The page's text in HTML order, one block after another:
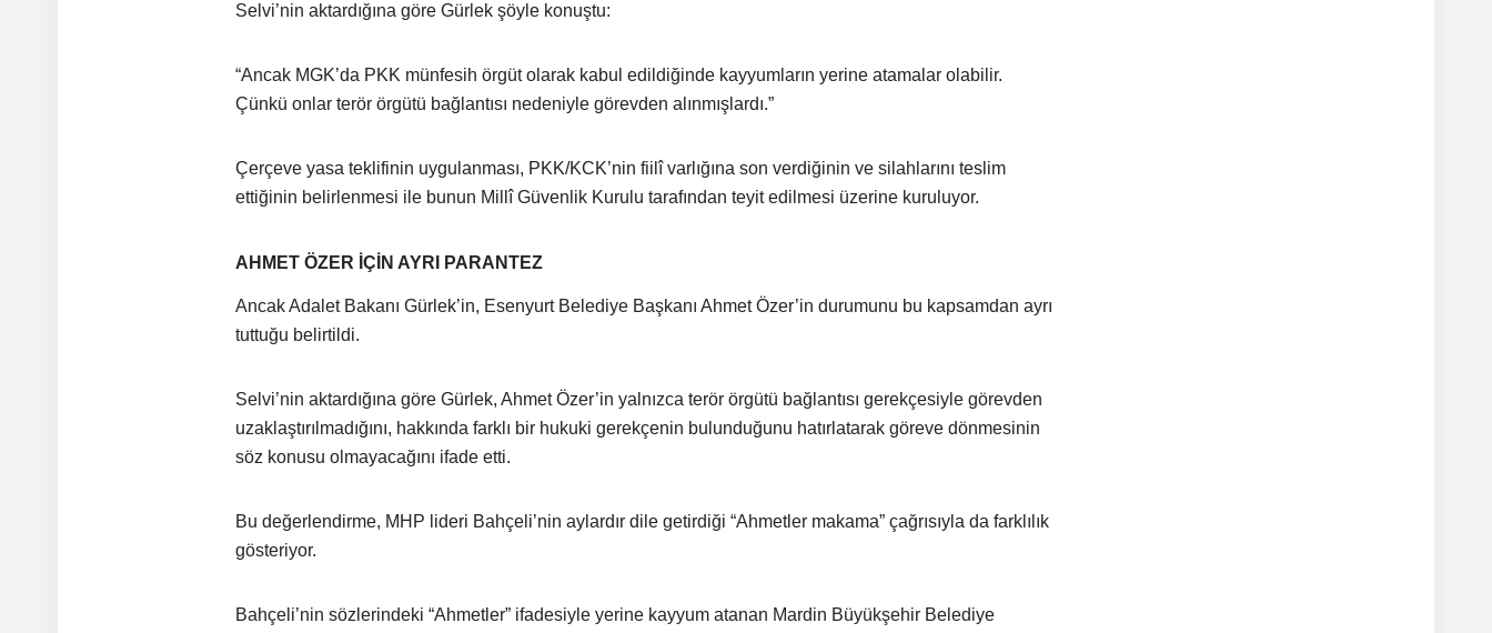
Selvi’nin aktardığına göre Gürlek şöyle konuştu:
“Ancak MGK’da PKK münfesih örgüt olarak kabul edildiğinde kayyumların yerine atamalar olabilir.
Çünkü onlar terör örgütü bağlantısı nedeniyle görevden alınmışlardı.”
Çerçeve yasa teklifinin uygulanması, PKK/KCK’nin fiilî varlığına son verdiğinin ve silahlarını teslim
ettiğinin belirlenmesi ile bunun Millî Güvenlik Kurulu tarafından teyit edilmesi üzerine kuruluyor.
AHMET ÖZER İÇİN AYRI PARANTEZ
Ancak Adalet Bakanı Gürlek’in, Esenyurt Belediye Başkanı Ahmet Özer’in durumunu bu kapsamdan ayrı
tuttuğu belirtildi.
Selvi’nin aktardığına göre Gürlek, Ahmet Özer’in yalnızca terör örgütü bağlantısı gerekçesiyle görevden
uzaklaştırılmadığını, hakkında farklı bir hukuki gerekçenin bulunduğunu hatırlatarak göreve dönmesinin
söz konusu olmayacağını ifade etti.
Bu değerlendirme, MHP lideri Bahçeli’nin aylardır dile getirdiği “Ahmetler makama” çağrısıyla da farklılık
gösteriyor.
Bahçeli’nin sözlerindeki “Ahmetler” ifadesiyle yerine kayyum atanan Mardin Büyükşehir Belediye